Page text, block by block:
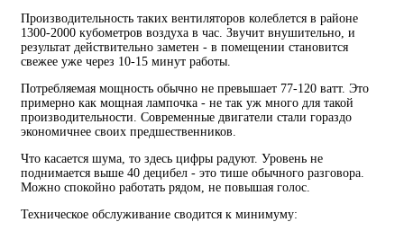
Производительность таких вентиляторов колеблется в районе
1300-2000 кубометров воздуха в час. Звучит внушительно, и
результат действительно заметен - в помещении становится
свежее уже через 10-15 минут работы.
Потребляемая мощность обычно не превышает 77-120 ватт. Это
примерно как мощная лампочка - не так уж много для такой
производительности. Современные двигатели стали гораздо
экономичнее своих предшественников.
Что касается шума, то здесь цифры радуют. Уровень не
поднимается выше 40 децибел - это тише обычного разговора.
Можно спокойно работать рядом, не повышая голос.
Техническое обслуживание сводится к минимуму: